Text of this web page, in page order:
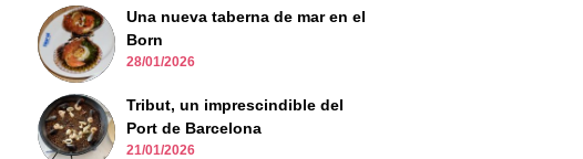
Una nueva taberna de mar en el
Born
28/01/2026
Tribut, un imprescindible del
Port de Barcelona
21/01/2026